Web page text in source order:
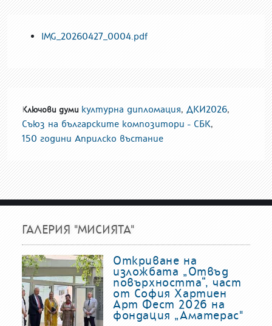
IMG_20260427_0004.pdf
Ключови думи културна дипломация, ДКИ2026,
Съюз на българските композитори - СБК,
150 години Априлско въстание
ГАЛЕРИЯ "МИСИЯТА"
Откриване на
изложбата „Отвъд
повърхността“, част
от София Хартиен
Арт Фест 2026 на
фондация „Аматерас"